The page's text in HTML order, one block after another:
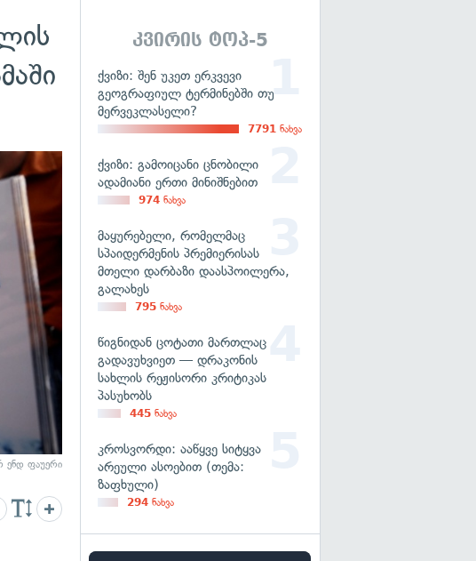
ენდ ფაუერი
კვირის ტოპ-5
ქვიზი: შენ უკეთ ერკვევი
გეოგრაფიულ ტერმინებში თუ
მერვეკლასელი?
7791 ნახვა
ქვიზი: გამოიცანი ცნობილი
ადამიანი ერთი მინიშნებით
974 ნახვა
მაყურებელი, რომელმაც
სპაიდერმენის პრემიერისას
მთელი დარბაზი დაასპოილერა,
გალახეს
795 ნახვა
წიგნიდან ცოტათი მართლაც
გადავუხვიეთ — დრაკონის
სახლის რეჟისორი კრიტიკას
პასუხობს
445 ნახვა
კროსვორდი: ააწყვე სიტყვა
არეული ასოებით (თემა:
ზაფხული)
294 ნახვა